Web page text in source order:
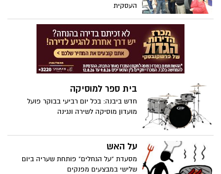
העסקית
בית ספר למוסיקה
חדש ביבנה: בכל יום רביעי בבוקר פועל
מועדון מוסיקה לשירה ונגינה
על האש
מסעדת "על הגחלים" פותחת שעריה ביום
שלישי במבצעים מפנקים